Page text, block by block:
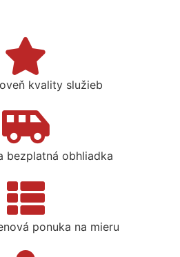
kvality služieb
bezplatná obhliadka
ponuka na mieru